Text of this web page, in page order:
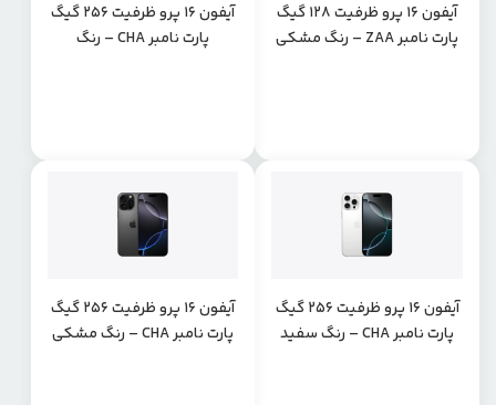
آیفون 16 پرو ظرفیت 128 گیگ
پارت نامبر ZAA – رنگ مشکی
آیفون 16 پرو ظرفیت 256 گیگ
پارت نامبر CHA – رنگ
آیفون 16 پرو ظرفیت 256 گیگ
پارت نامبر CHA – رنگ سفید
آیفون 16 پرو ظرفیت 256 گیگ
پارت نامبر CHA – رنگ مشکی